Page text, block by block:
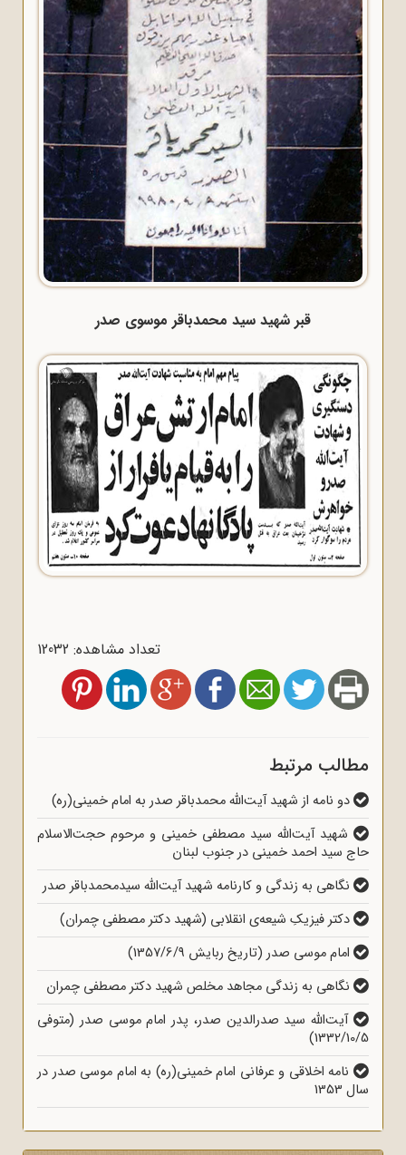
قبر شهید سید محمدباقر موسوی صدر
تعداد مشاهده: 12032
مطالب مرتبط
دو نامه از شهید آیت‌الله محمدباقر صدر به امام خمینی(ره)
شهید آیت‌الله سید مصطفی خمینی و مرحوم حجت‌الاسلام
حاج سید احمد خمینی در جنوب لبنان
نگاهی به زندگی و کارنامه شهید آیت‌الله سیدمحمدباقر صدر
دکتر فیزیکِ شیعه‌ی انقلابی (شهید دکتر مصطفی چمران)
امام موسی صدر (تاریخ ربایش 1357/6/9)
نگاهی به زندگی مجاهد مخلص شهید دکتر مصطفی چمران
آیت‌الله سید صدرالدین صدر، پدر امام موسی صدر (متوفی
1332/10/5)
نامه اخلاقی و عرفانی امام خمینی(ره) به امام موسی صدر در
سال 1353